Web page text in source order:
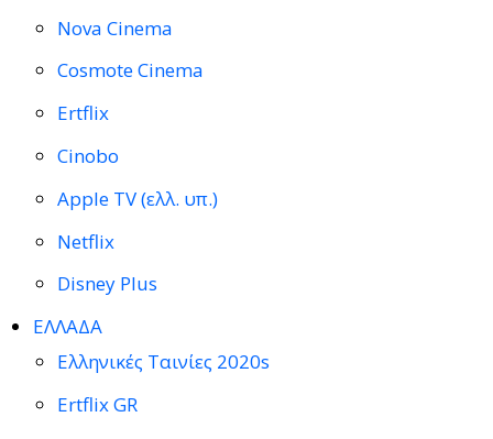
Nova Cinema
Cosmote Cinema
Ertflix
Cinobo
Apple TV (ελλ. υπ.)
Netflix
Disney Plus
ΕΛΛΑΔΑ
Ελληνικές Ταινίες 2020s
Ertflix GR